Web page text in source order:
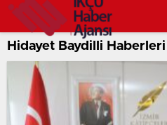
Hidayet Baydilli Haberleri